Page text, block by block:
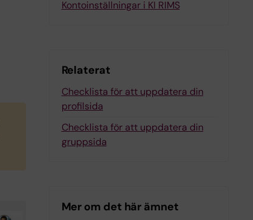
Kontoinställningar i KI RIMS
Relaterat
Checklista för att uppdatera din
profilsida
Checklista för att uppdatera din
gruppsida
Mer om det här ämnet